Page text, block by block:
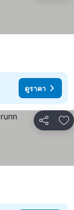
ดูราคา
แชร์ เ